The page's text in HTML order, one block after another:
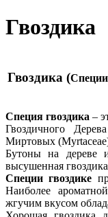
Гвоздика
Гвоздика (Специи
Специя гвоздика –
Гвоздичного
Миртовых
Бутоны на дереве
высушенная
Специи гвоздике
Наиболее
жгучим вкусом